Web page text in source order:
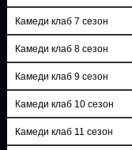
Камеди клаб 7 сезон
Камеди клаб 8 сезон
Камеди клаб 9 сезон
Камеди клаб 10 сезон
Камеди клаб 11 сезон